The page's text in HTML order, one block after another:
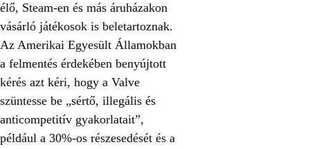
élő, Steam-en és más áruházakon
vásárló játékosok is beletartoznak.
Az Amerikai Egyesült Államokban
a felmentés érdekében benyújtott
kérés azt kéri, hogy a Valve
szüntesse be „sértő, illegális és
anticompetitív gyakorlatait”,
például a 30%-os részesedését és a